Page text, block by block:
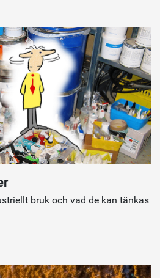
bruk och vad de kan tänkas